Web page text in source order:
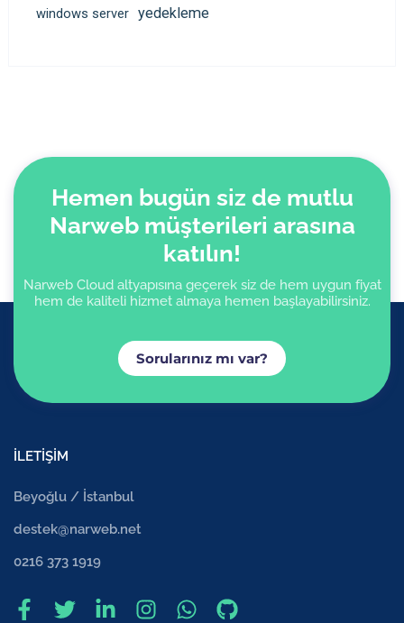
windows server yedekleme
Hemen bugün siz de mutlu
Narweb müşterileri arasına
katılın!
Narweb Cloud altyapısına geçerek siz de hem uygun fiyat
hem de kaliteli hizmet almaya hemen başlayabilirsiniz.
Sorularınız mı var?
İLETİŞİM
Beyoğlu / İstanbul
destek@narweb.net
0216 373 1919